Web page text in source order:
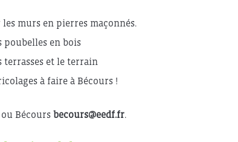
murs en pierres maçonnés.
poubelles en bois
terrasses et le terrain
à faire à Bécours !
Bécours becours@eedf.fr.